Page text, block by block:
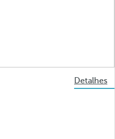
Detalhes